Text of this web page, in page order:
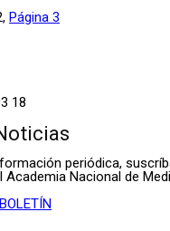
, Página 3
18
periódica,
Academia Nacional de